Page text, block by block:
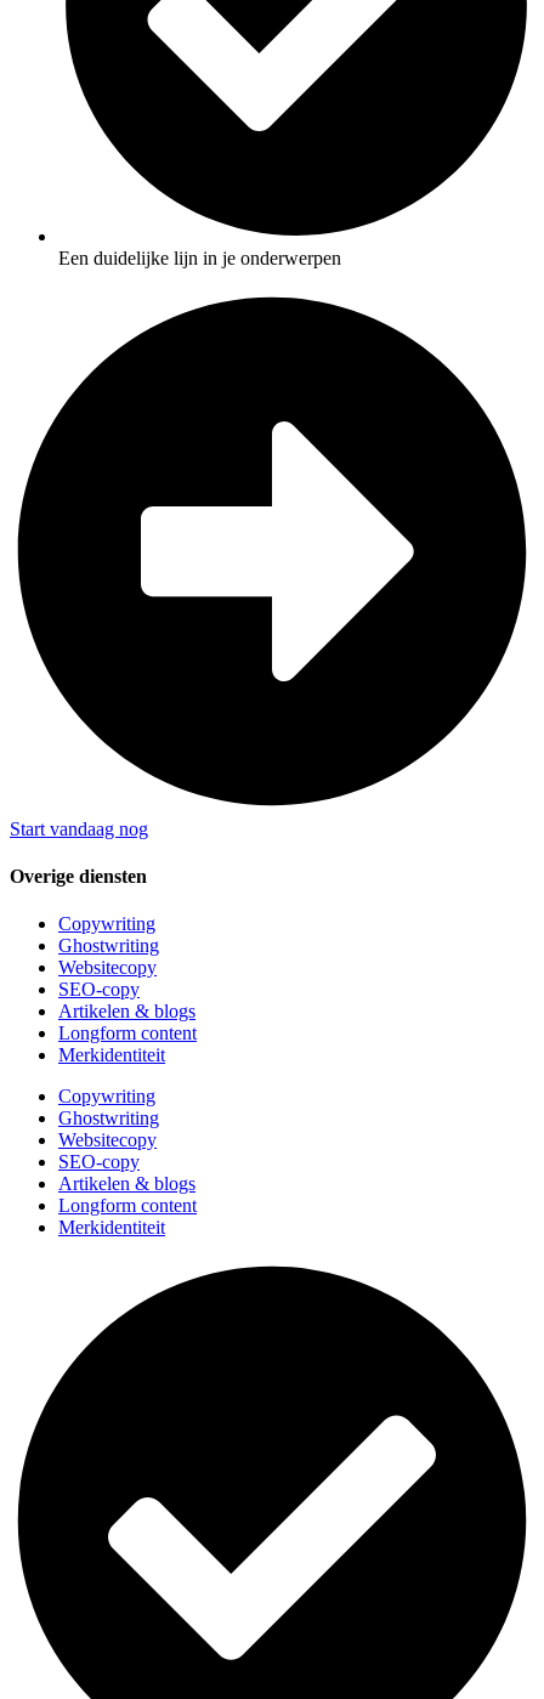
Een duidelijke lijn in je onderwerpen
Start vandaag nog
Overige diensten
Copywriting
Ghostwriting
Websitecopy
SEO-copy
Artikelen & blogs
Longform content
Merkidentiteit
Copywriting
Ghostwriting
Websitecopy
SEO-copy
Artikelen & blogs
Longform content
Merkidentiteit